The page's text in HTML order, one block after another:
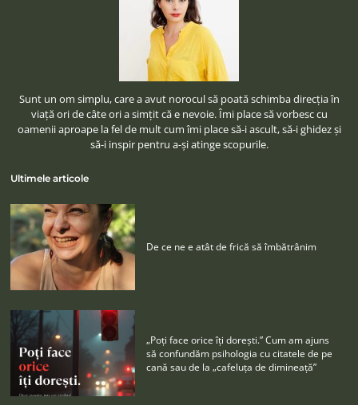
Sunt un om simplu, care a avut norocul să poată schimba direcţia în
viaţă ori de câte ori a simţit că e nevoie. Îmi place să vorbesc cu
oamenii aproape la fel de mult cum îmi place să-i ascult, să-i ghidez şi
să-i inspir pentru a-şi atinge scopurile.
Ultimele articole
De ce ne e atât de frică să îmbătrânim
„Poţi face orice îţi doreşti.” Cum am ajuns
să confundăm psihologia cu citatele de pe
cană sau de la „cafeluţa de dimineaţă”